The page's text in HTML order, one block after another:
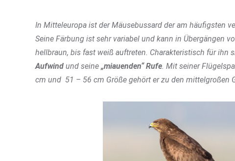
In Mitteleuropa ist der Mäusebussard der am häufigsten
Seine Färbung ist sehr variabel und kann in Übergängen
hellbraun, bis fast weiß auftreten. Charakteristisch für ihn
Aufwind und seine „miauenden“ Rufe. Mit seiner
cm und 51 – 56 cm Größe gehört er zu den mittelgroßen